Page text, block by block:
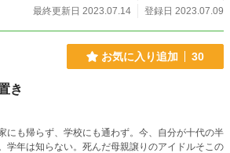
最終更新日 2023.07.14
登録日 2023.07.09
お気に入り追加 30
き
にも帰らず、学校にも通わず。今、自分が十代の半
学年は知らない。死んだ母親譲りのアイドルそこの